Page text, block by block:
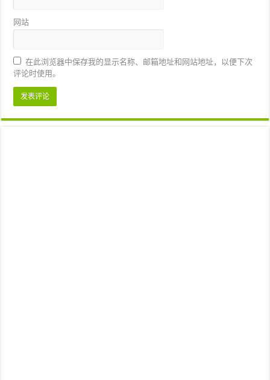
网站
在此浏览器中保存我的显示名称、邮箱地址和网站地址，以便下次
评论时使用。